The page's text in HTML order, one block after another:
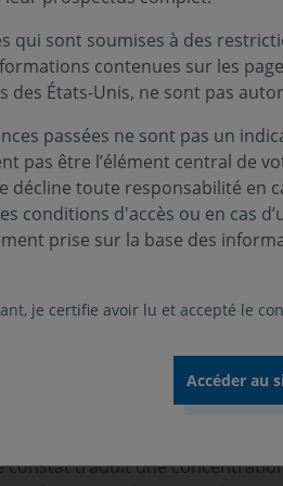
l'art de résumer un livre
aux indices
: les performances
concentration extrême
résumer un livre de 500
les méthodes
plus sur une dynamique de
artificielle (IA).
animent le marché européen
Composantes Principales
sources de variation
à elle seule près de 20 % de
constat traduit une
qui sont soumises à des
contenues sur les
des États-Unis, ne sont pas
passées ne sont pas un
pas être l’élément central de
décline toute responsabilité en
conditions d'accès ou en cas
prise sur la base des
je certifie avoir lu et accepté le